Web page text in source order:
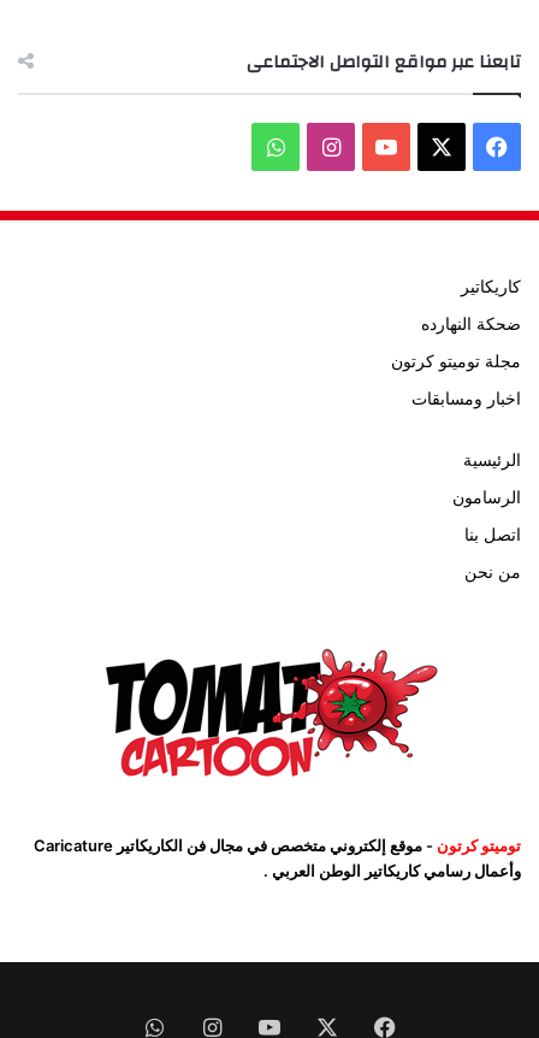
تابعنا عبر مواقع التواصل الاجتماعى
فيسبوك ‫YouTubeانستقرامواتساب
كاريكاتير
ضحكة النهارده
مجلة توميتو كرتون
اخبار ومسابقات
الرئيسية
الرسامون
اتصل بنا
من نحن
توميتو كرتون
- موقع إلكتروني متخصص في مجال فن الكاريكاتير Caricature
وأعمال رسامي كاريكاتير الوطن العربي .
فيسبوك ‫YouTubeانستقرامواتساب